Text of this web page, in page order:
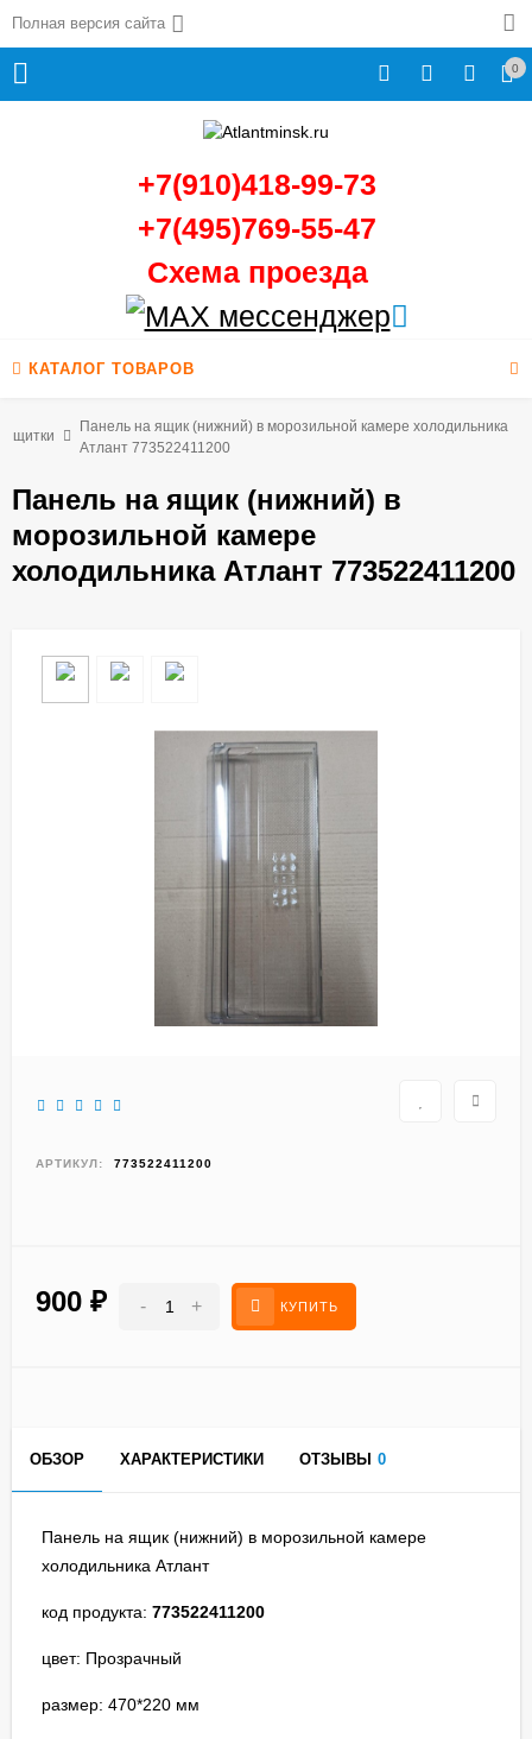
Полная версия сайта
0
+7(910)418-99-73
+7(495)769-55-47
Схема проезда
КАТАЛОГ ТОВАРОВ
щитки
Панель на ящик (нижний) в морозильной камере холодильника
Атлант 773522411200
Панель на ящик (нижний) в
морозильной камере
холодильника Атлант 773522411200
АРТИКУЛ: 773522411200
900 ₽ - + КУПИТЬ
ОБЗОР ХАРАКТЕРИСТИКИ ОТЗЫВЫ 0
Панель на ящик (нижний) в морозильной камере
холодильника Атлант
код продукта: 773522411200
цвет: Прозрачный
размер: 470*220 мм